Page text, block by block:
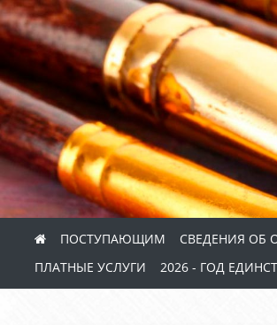
ПОСТУПАЮЩИМ СВЕДЕНИЯ ОБ
ПЛАТНЫЕ УСЛУГИ
2026 - ГОД